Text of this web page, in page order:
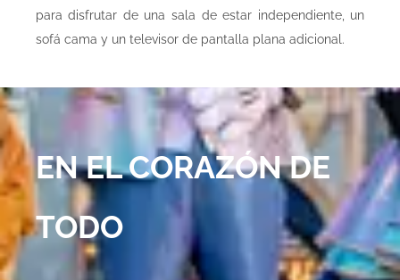
para disfrutar de una sala de estar independiente, un
sofá cama y un televisor de pantalla plana adicional.
EN EL CORAZÓN DE
TODO